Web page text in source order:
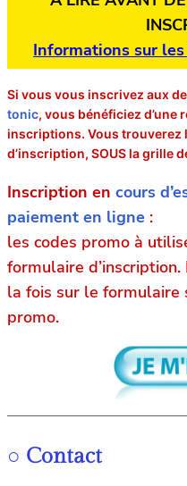
Informations sur
Si vous vous inscrivez aux
tonic, vous bénéficiez d’une
inscriptions. Vous trouverez
d’inscription, SOUS la grille
Inscription en cours
paiement en ligne :
les codes promo à
formulaire d’inscription.
la fois sur le formulaire
promo.
○ Contact